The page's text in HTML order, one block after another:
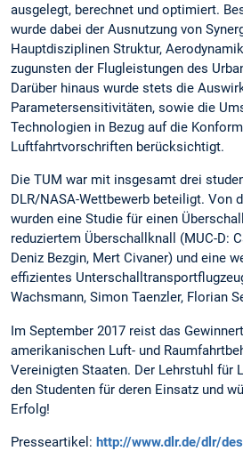
ausgelegt, berechnet und optimiert.
wurde dabei der Ausnutzung von
Hauptdisziplinen Struktur,
zugunsten der Flugleistungen des
Darüber hinaus wurde stets die
Parametersensitivitäten, sowie die
Technologien in Bezug auf die
Luftfahrtvorschriften berücksichtigt.
Die TUM war mit insgesamt drei
DLR/NASA-Wettbewerb beteiligt. Von
wurden eine Studie für einen
reduziertem Überschallknall (MUC-D:
Deniz Bezgin, Mert Civaner) und eine
effizientes
Wachsmann, Simon Taenzler, Florian
Im September 2017 reist das
amerikanischen Luft- und
Vereinigten Staaten. Der Lehrstuhl für
den Studenten für deren Einsatz und
Erfolg!
Presseartikel: http://www.dlr.de/dlr/